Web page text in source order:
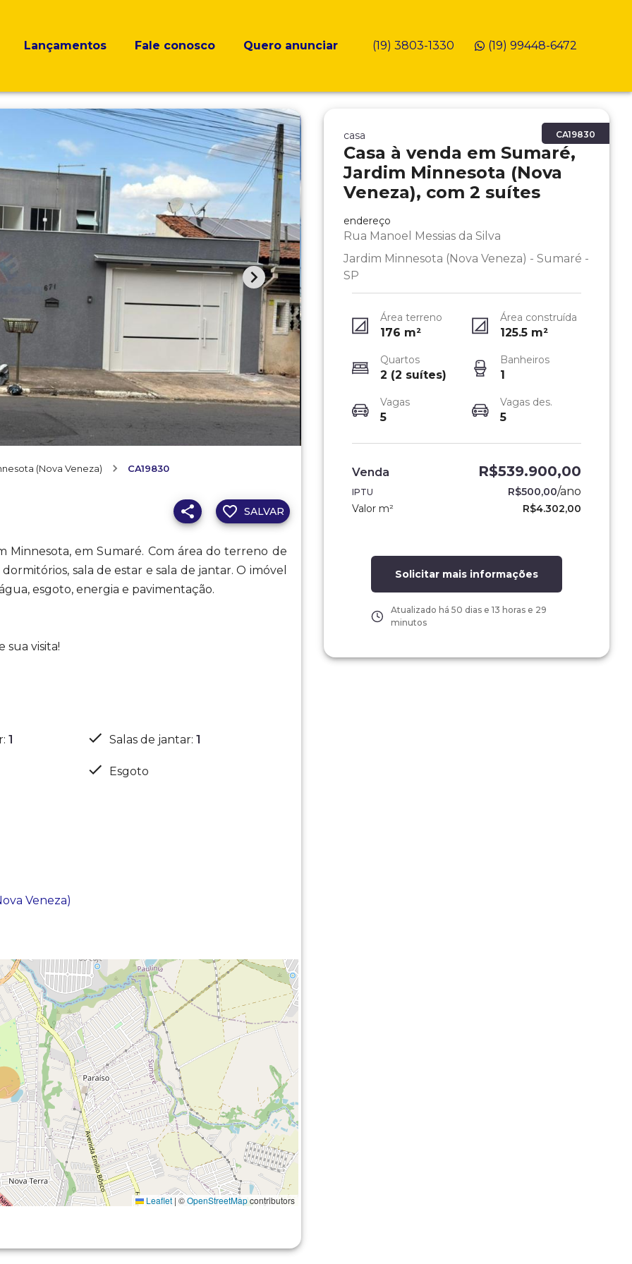
Lançamentos Fale conosco Quero anunciar (19) 3803-1330 (19) 99448-6472
(Nova Veneza) CA19830
Minnesota, em Sumaré. Com área do terreno de
sala de estar e sala de jantar. O imóvel
esgoto, energia e pavimentação.
sua visita!
SALVAR
: 1 Salas de jantar:1
Esgoto
Veneza)
Leaflet | ©OpenStreetMapcontributors
CA19830
casa
Casa à venda em Sumaré,
Jardim Minnesota (Nova
Veneza), com 2 suítes
endereço
Rua Manoel Messias da Silva
Jardim Minnesota (Nova Veneza) - Sumaré -
SP
Área terreno
176 m²
Área construída
125.5 m²
Quartos
2 (2 suítes)
Banheiros
1
Vagas
5
Vagas des.
5
Venda R$539.900,00
IPTU R$500,00/ano
Valor m² R$4.302,00
Solicitar mais informações
Atualizado há 50 dias e 13 horas e 29
minutos